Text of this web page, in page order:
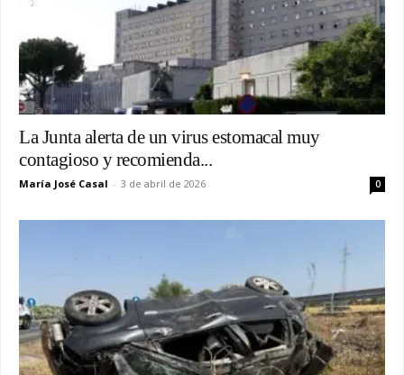
La Junta alerta de un virus estomacal muy
contagioso y recomienda...
María José Casal - 3 de abril de 2026 0